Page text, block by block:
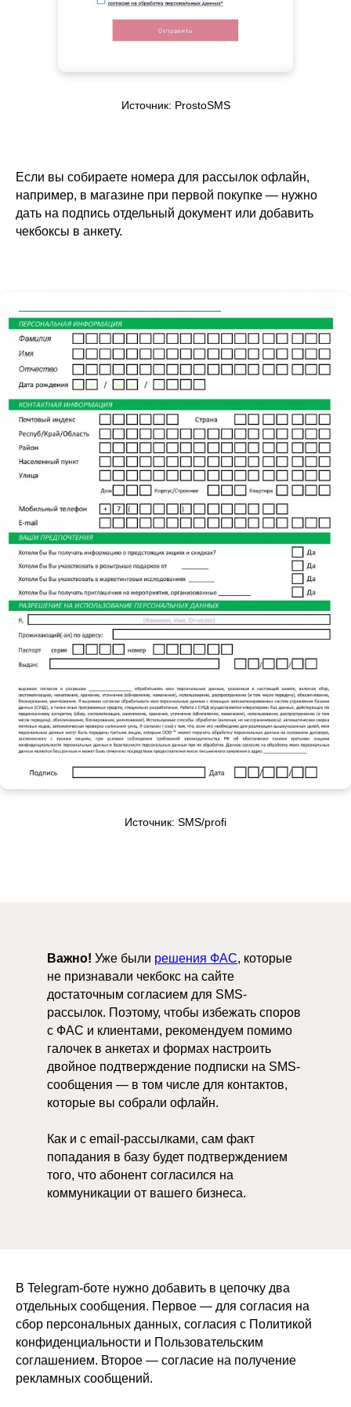
Источник: ProstoSMS
Если вы собираете номера для рассылок офлайн,
например, в магазине при первой покупке — нужно
дать на подпись отдельный документ или добавить
чекбоксы в анкету.
Источник: SMS/profi
Важно! Уже были решения ФАС, которые
не признавали чекбокс на сайте
достаточным согласием для SMS-
рассылок. Поэтому, чтобы избежать споров
с ФАС и клиентами, рекомендуем помимо
галочек в анкетах и формах настроить
двойное подтверждение подписки на SMS-
сообщения — в том числе для контактов,
которые вы собрали офлайн.
Как и с email-рассылками, сам факт
попадания в базу будет подтверждением
того, что абонент согласился на
коммуникации от вашего бизнеса.
В Telegram-боте нужно добавить в цепочку два
отдельных сообщения. Первое — для согласия на
сбор персональных данных, согласия с Политикой
конфиденциальности и Пользовательским
соглашением. Второе — согласие на получение
рекламных сообщений.